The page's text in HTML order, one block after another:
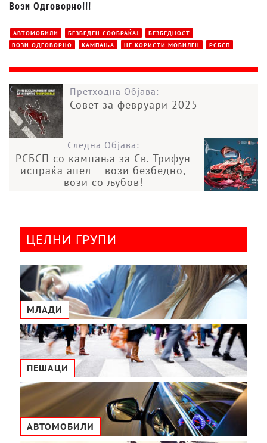
Вози Одговорно!!!
АВТОМОБИЛИ БЕЗБЕДЕН СООБРАЌАЈ
БЕЗБЕДНОСТ
ВОЗИ ОДГОВОРНО
КАМПАЊА НЕ КОРИСТИ МОБИЛЕН РСБСП
Претходна Објава:
Совет за февруари 2025
Следна Објава:
РСБСП со кампања за Св. Трифун
испраќа апел – вози безбедно,
вози со љубов!
ЦЕЛНИ ГРУПИ
МЛАДИ
ПЕШАЦИ
АВТОМОБИЛИ